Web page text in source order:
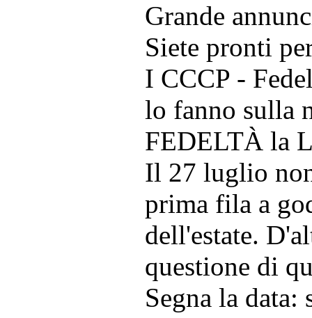
Grande
Siete pronti
I CCCP -
lo fanno sulla
FEDELTÀ la
Il 27 luglio
prima fila a
dell'estate.
questione di
Segna la